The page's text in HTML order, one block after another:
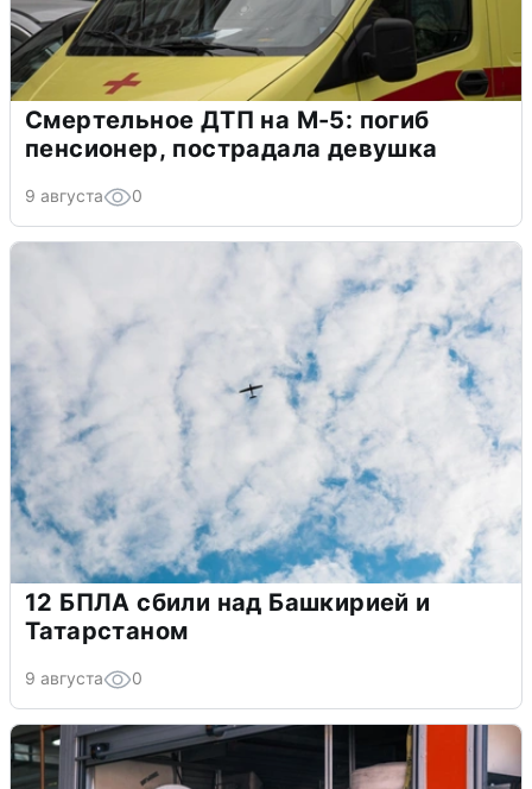
Смертельное ДТП на М-5: погиб
пенсионер, пострадала девушка
9 августа 0
12 БПЛА сбили над Башкирией и
Татарстаном
9 августа 0